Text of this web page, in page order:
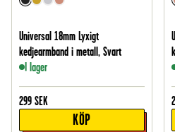
Universal 18mm Lyxigt
kedjearmband i metall, Svart
I lager
299 SEK
KÖP